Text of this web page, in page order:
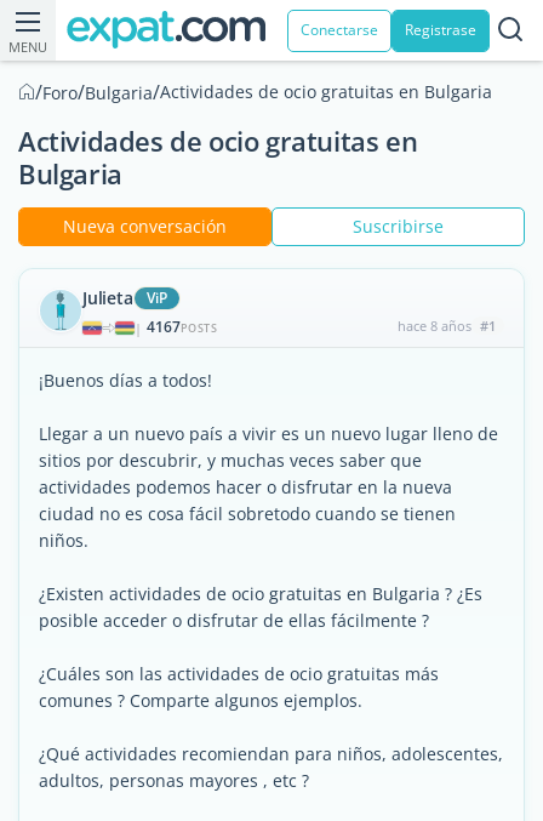
MENU
Conectarse Registrase
/Foro/Bulgaria/Actividades de ocio gratuitas en Bulgaria
Actividades de ocio gratuitas en
Bulgaria
Nueva conversación Suscribirse
Julieta ViP
| 4167POSTS hace 8 años #1
¡Buenos días a todos!
Llegar a un nuevo país a vivir es un nuevo lugar lleno de
sitios por descubrir, y muchas veces saber que
actividades podemos hacer o disfrutar en la nueva
ciudad no es cosa fácil sobretodo cuando se tienen
niños.
¿Existen actividades de ocio gratuitas en Bulgaria ? ¿Es
posible acceder o disfrutar de ellas fácilmente ?
¿Cuáles son las actividades de ocio gratuitas más
comunes ? Comparte algunos ejemplos.
¿Qué actividades recomiendan para niños, adolescentes,
adultos, personas mayores , etc ?